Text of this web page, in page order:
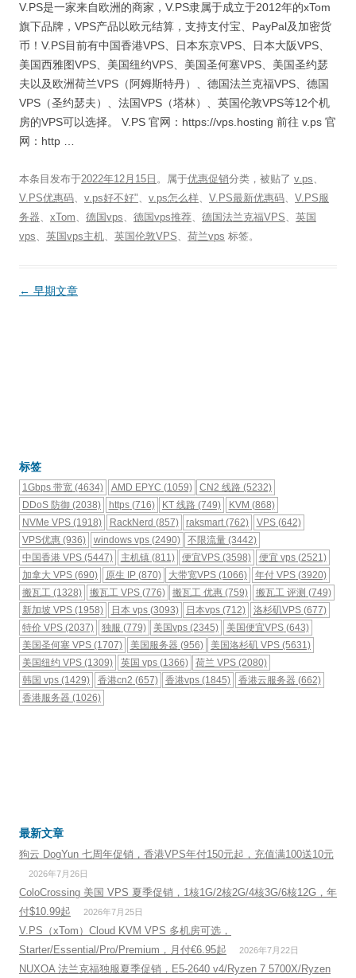
V.PS是一家来自欧洲的商家，V.PS隶属于成立于2012年的xTom
旗下品牌，VPS产品以欧元结算，支持支付宝、PayPal及加密货
币！V.PS目前有中国香港VPS、日本东京VPS、日本大阪VPS、
美国西雅图VPS、美国纽约VPS、美国圣何塞VPS、美国圣约瑟
夫以及欧洲荷兰VPS（阿姆斯特丹）、德国法兰克福VPS、德国
VPS（圣约瑟夫）、法国VPS（塔林）、英国伦敦VPS等12个机
房的VPS可以选择。 V.PS 官网：https://vps.hosting 前往 v.ps 官
网：http …
本条目发布于2022年12月15日 。属于优惠促销分类，被贴了 v.ps、
V.PS优惠码、 v.ps好不好"、 v.ps怎么样、 V.PS最新优惠码、 V.PS服
务器、 xTom、 德国vps、 德国vps推荐、 德国法兰克福VPS、 英国
vps、 英国vps主机、 英国伦敦VPS、 荷兰vps 标签。
文
← 早期文章
标签
1Gbps 带宽 (4634) AMD EPYC (1059) CN2 线路 (5232)
DDoS 防御 (2038) https(716) KT 线路 (749) KVM (868)
NVMe VPS (1918) RackNerd (857) raksmart(762) VPS(642)
VPS优惠 (936) windows vps(2490) 不限流量 (3442)
中国香港 VPS (5447) 主机镇(811) 便宜VPS (3598) 便宜 vps(2521)
加拿大 VPS (690) 原生 IP(870) 大带宽VPS (1066) 年付 VPS(3920)
搬瓦工 (1328) 搬瓦工 VPS(776) 搬瓦工 优惠 (759) 搬瓦工 评测 (749)
新加坡 VPS (1958) 日本 vps(3093) 日本vps (712) 洛杉矶VPS(677)
特价 VPS (2037) 独服 (779) 美国vps (2345) 美国便宜VPS(643)
美国圣何塞 VPS (1707) 美国服务器 (956) 美国洛杉矶 VPS (5631)
美国纽约 VPS (1309) 英国 vps(1366) 荷兰 VPS (2080)
韩国 vps (1429) 香港cn2 (657) 香港vps (1845) 香港云服务器 (662)
香港服务器 (1026)
最新文章
狗云 DogYun 七周年促销，香港VPS年付150元起，充值满100送10元
2026年7月26日
ColoCrossing 美国 VPS 夏季促销，1核1G/2核2G/4核3G/6核12G，年
付$10.99起
2026年7月25日
V.PS（xTom）Cloud KVM VPS 多机房可选，
Starter/Essential/Pro/Premium，月付€6.95起
2026年7月22日
NUXOA 法兰克福独服夏季促销，E5-2640 v4/Ryzen 7 5700X/Ryzen